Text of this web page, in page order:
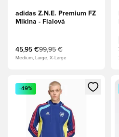
adidas Z.N.E. Premium FZ
Mikina - Fialová
45,95 €99,95 €
Medium, Large, X-Large
Otvorí modál na prihlásenie
-49%